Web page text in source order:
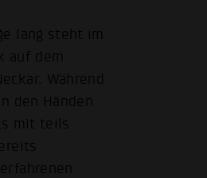
lang steht im
auf dem
Während
den Händen
mit teils